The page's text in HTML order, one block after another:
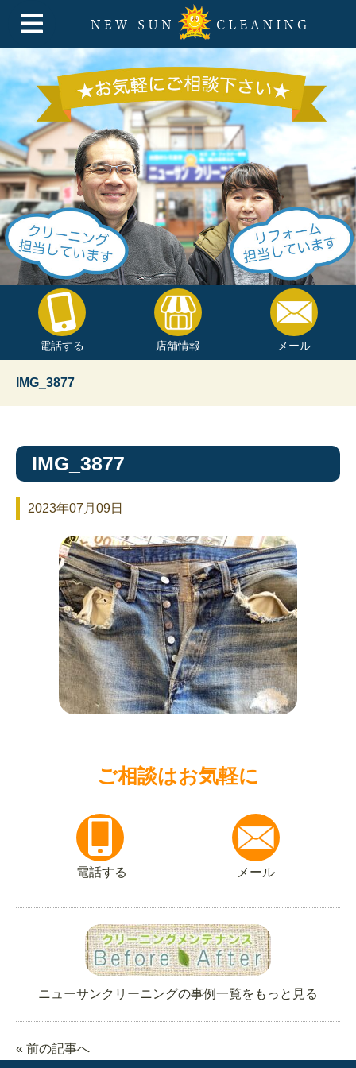
電話する 店舗情報 メール
IMG_3877
IMG_3877
2023年07月09日
ご相談はお気軽に
電話する メール
ニューサンクリーニングの事例一覧をもっと見る
« 前の記事へ